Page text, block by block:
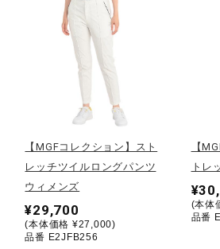
ソフトボール
柔道
ウィンタースポーツ
ワーキング
ウォーキングシューズ
【MGFコレクション】スト
レッチツイルロングパンツ
ウィメンズ
¥29,700
(本体価格 ¥27,000)
品番 E2JFB256
【
トレ
(本体
品番